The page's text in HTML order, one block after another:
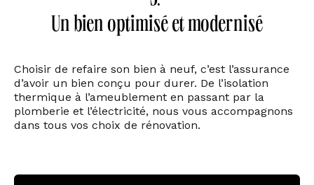
Un bien optimisé et modernisé
Choisir de refaire son bien à neuf, c’est l’assurance
d’avoir un bien conçu pour durer. De l’isolation
thermique à l’ameublement en passant par la
plomberie et l’électricité, nous vous accompagnons
dans tous vos choix de rénovation.